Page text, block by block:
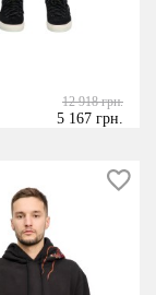
12 918 грн.
5 167 грн.